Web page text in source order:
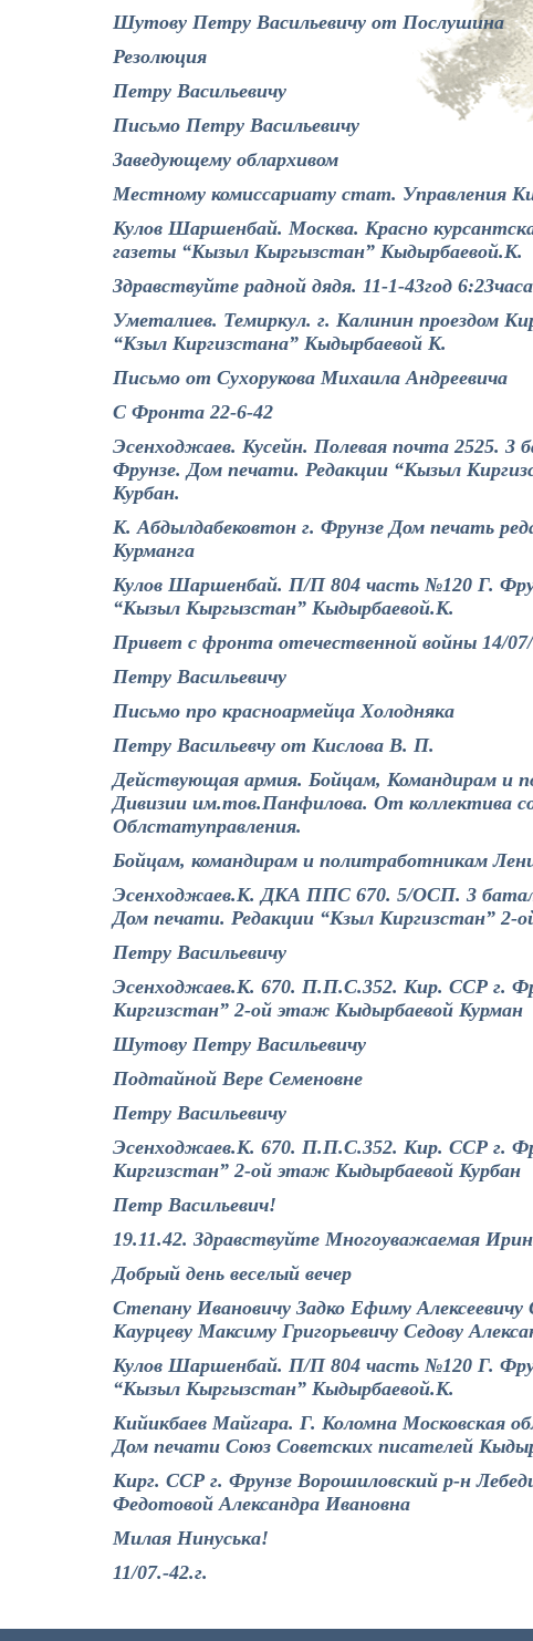
Шутову Петру Васильевичу от Послушина
Резолюция
Петру Васильевичу
Письмо Петру Васильевичу
Заведующему облархивом
Местному комиссариату стат. Управления
Кулов Шаршенбай. Москва. Красно
газеты “Кызыл Кыргызстан” Кыдырбаевой.К.
Здравствуйте радной дядя. 11-1-43год 6:23часа
Уметалиев. Темиркул. г. Калинин проездом
“Кзыл Киргизстана” Кыдырбаевой К.
Письмо от Сухорукова Михаила Андреевича
С Фронта 22-6-42
Эсенходжаев. Кусейн. Полевая почта 2525. 3
Фрунзе. Дом печати. Редакции “Кызыл
Курбан.
К. Абдылдабековтон г. Фрунзе Дом печать
Курманга
Кулов Шаршенбай. П/П 804 часть №120 Г.
“Кызыл Кыргызстан” Кыдырбаевой.К.
Привет с фронта отечественной войны 14/
Петру Васильевичу
Письмо про красноармейца Холодняка
Петру Васильевчу от Кислова В. П.
Действующая армия. Бойцам, Командирам и
Дивизии им.тов.Панфилова. От коллектива
Облстатуправления.
Бойцам, командирам и политработникам
Эсенходжаев.К. ДКА ППС 670. 5/ОСП. 3
Дом печати. Редакции “Кзыл Киргизстан” 2-
Петру Васильевичу
Эсенходжаев.К. 670. П.П.С.352. Кир. ССР г.
Киргизстан” 2-ой этаж Кыдырбаевой Курман
Шутову Петру Васильевичу
Подтайной Вере Семеновне
Петру Васильевичу
Эсенходжаев.К. 670. П.П.С.352. Кир. ССР г.
Киргизстан” 2-ой этаж Кыдырбаевой Курбан
Петр Васильевич!
19.11.42. Здравствуйте Многоуважаемая
Добрый день веселый вечер
Степану Ивановичу Задко Ефиму Алексеевичу
Каурцеву Максиму Григорьевичу Седову
Кулов Шаршенбай. П/П 804 часть №120 Г.
“Кызыл Кыргызстан” Кыдырбаевой.К.
Кийикбаев Майгара. Г. Коломна Московская
Дом печати Союз Советских писателей
Кирг. ССР г. Фрунзе Ворошиловский р-н
Федотовой Александра Ивановна
Милая Нинуська!
11/07.-42.г.